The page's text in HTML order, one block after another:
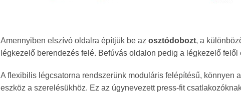
Amennyiben elszívó oldalra építjük be az osztódobozt, a
légkezelő berendezés felé. Befúvás oldalon pedig a légkezelő
A flexibilis légcsatorna rendszerünk moduláris felépítésű, könnyen
eszköz a szerelésükhöz. Ez az úgynevezett press-fit